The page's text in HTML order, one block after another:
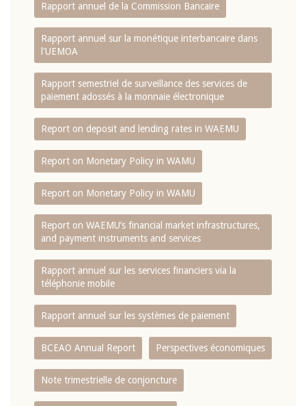
Rapport annuel de la Commission Bancaire
Rapport annuel sur la monétique interbancaire dans
l'UEMOA
Rapport semestriel de surveillance des services de
paiement adossés à la monnaie électronique
Report on deposit and lending rates in WAEMU
Report on Monetary Policy in WAMU
Report on Monetary Policy in WAMU
Report on WAEMU’s financial market infrastructures,
and payment instruments and services
Rapport annuel sur les services financiers via la
téléphonie mobile
Rapport annuel sur les systèmes de paiement
BCEAO Annual Report Perspectives économiques
Note trimestrielle de conjoncture